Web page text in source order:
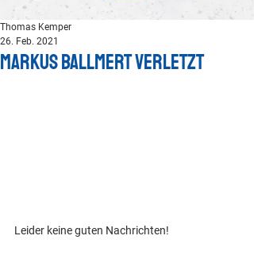
Markus Ballmert verletzt
Thomas Kemper
26. Feb. 2021
Leider keine guten Nachrichten!